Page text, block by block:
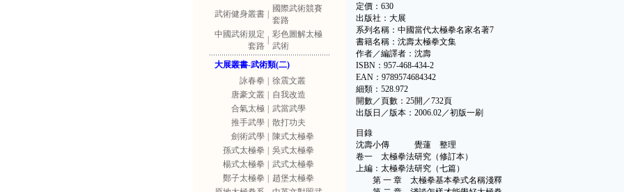
武術健身叢書
國際武術競賽
套路
中國武術規定
套路
彩色圖解太極
武術
大展叢書-武術類(二)
詠春拳
徐震文叢
唐豪文叢
自我改造
合氣太極
武當武學
推手武學
散打功夫
劍術武學
陳式太極拳
孫式太極拳
吳式太極拳
楊式太極拳
武式太極拳
鄭子太極拳
趙堡太極拳
定價：630
出版社：大展
系列名稱：中國當代太極拳名家名著7
書籍名稱：沈壽太極拳文集
作者／編譯者：沈壽
ISBN：957-468-434-2
EAN：9789574684342
細類：528.972
開數／頁數：25開／732頁
出版日／版本：2006.02／初版一刷
目錄
沈壽小傳 覺蓮 整理
卷一 太極拳法研究（修訂本）
上編：太極拳法研究（七篇）
第 一 章 太極拳基本拳式名稱淺釋